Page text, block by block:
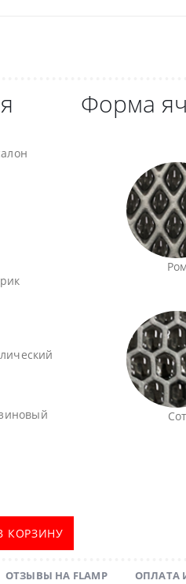
Форма
КОРЗИНУ
ОТЗЫВЫ НА FLAMP ОПЛАТА